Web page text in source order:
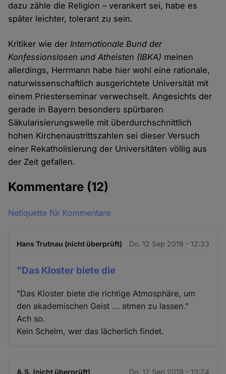
dazu zähle die Religion – verankert sei, habe es
später leichter, tolerant zu sein.
Kritiker wie derInternationale Bund der
Konfessionslosen und Atheisten (IBKA) meinen
allerdings, Herrmann habe hier wohl eine rationale,
naturwissenschaftlich ausgerichtete Universität mit
einem Priesterseminar verwechselt. Angesichts der
gerade in Bayern besonders spürbaren
Säkularisierungswelle mit überdurchschnittlich
hohen Kirchenaustrittszahlen sei dieser Versuch
einer Rekatholisierung der Universitäten völlig aus
der Zeit gefallen.
Kommentare (12)
Netiquette für Kommentare
Hans Trutnau (nicht überprüft) Do. 12 Sep 2019 - 12:33
"Das Kloster biete die
"Das Kloster biete die richtige Atmosphäre, um
den akademischen Geist ... atmen zu lassen."
Ach so.
Kein Schelm, wer das lächerlich findet.
A.S. (nicht überprüft) Do. 12 Sep 2019 - 13:24